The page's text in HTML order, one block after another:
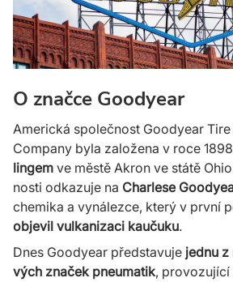
O značce Goodyear
Americká společnost Goodyear Tire
Company byla založena v roce 1898
lingem ve městě Akron ve státě
nosti odka­zuje na Charlese
chemika a vyná­lezce, který v první
objevil vulka­nizaci kaučuku.
Dnes Goodyear představuje jednu
vých značek pneu­matik, provozu­jící